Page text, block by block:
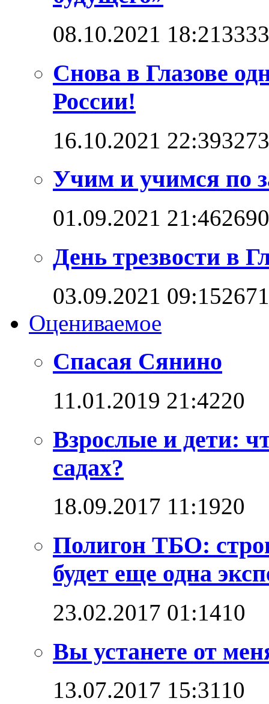
08.10.2021 18:21
Снова в Глазове
России!
16.10.2021 22:39
Учим и учимся по
01.09.2021 21:46
День трезвости в
03.09.2021 09:15
Оцениваемое
Спасая Сянино
11.01.2019 21:4220
Взрослые и дети:
садах?
18.09.2017 11:1920
Полигон ТБО:
будет еще одна
23.02.2017 01:1410
Вы устанете от
13.07.2017 15:3110